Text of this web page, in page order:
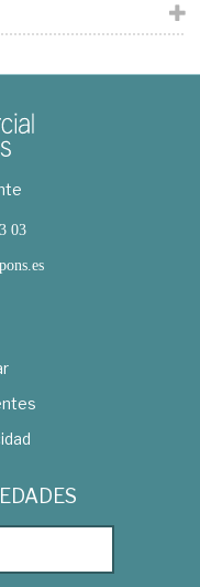
03